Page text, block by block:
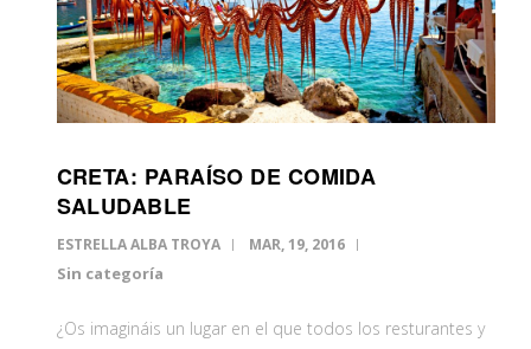
CRETA: PARAÍSO DE COMIDA
SALUDABLE
ESTRELLA ALBA TROYA MAR, 19, 2016
Sin categoría
¿Os imagináis un lugar en el que todos los resturantes y